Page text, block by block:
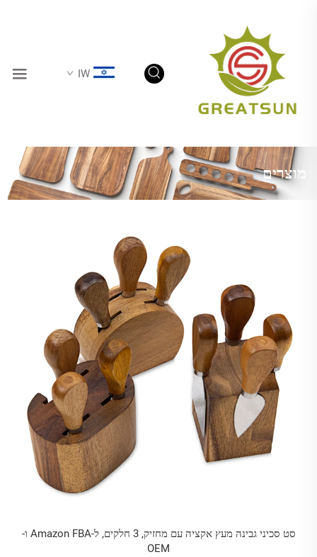
IW
מוצרים
סט סכיני גבינה מעץ אקציה עם מחזיק, 3 חלקים, ל-Amazon FBA ו-
OEM